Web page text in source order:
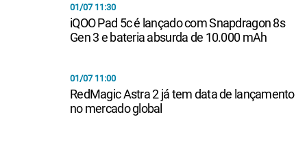
01/07 11:30
iQOO Pad 5c é lançado com Snapdragon 8s
Gen 3 e bateria absurda de 10.000 mAh
01/07 11:00
RedMagic Astra 2 já tem data de lançamento
no mercado global